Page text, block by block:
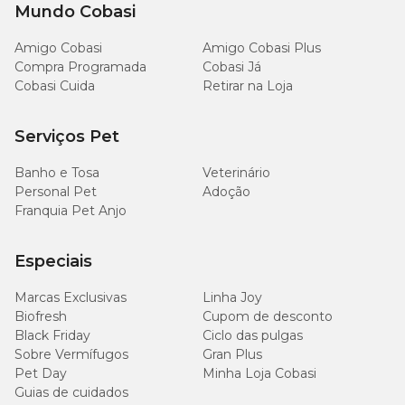
Alegre/RS;
Cobasi Asa Norte:
SEPN Comércio Residencial Norte 516
Conjunto E, S/N Loja 53 - Asa Norte, Brasília/DF;
Cobasi Recife:
R. Padre Carapuceiro, 777 - Loja 57 A Pc -
Cobasi Iguatemi Fortaleza:
Cobasi Imigrantes:
Avenida Abraão de Moraes, 1845 -
Jardim da Saúde, São Paulo/SP;
Pedro I, KM 131,5 - Loja E1 - Jardim Nilópolis, Campinas/SP;
Nascimento, 66 - Alto de Pinheiros, São Paulo/SP;
Cobasi Center Norte:
Rua Maria Prestes Maia, 527 - Vila
Guilherme, São Paulo/SP;
Cobasi Granja Viana:
Avenida Marginal, 1287 - Vl. Santo
Antônio Carapicuiba, Cotia/SP;
Mundo Cobasi
Amigo Cobasi
Amigo Cobasi Plus
Compra Programada
Cobasi Já
Cobasi Cuida
Retirar na Loja
Serviços Pet
Banho e Tosa
Veterinário
Personal Pet
Adoção
Franquia Pet Anjo
Especiais
Marcas Exclusivas
Linha Joy
Biofresh
Cupom de desconto
Black Friday
Ciclo das pulgas
Sobre Vermífugos
Gran Plus
Pet Day
Minha Loja Cobasi
Guias de cuidados